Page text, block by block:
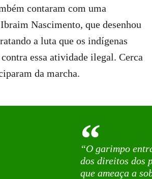
contaram com uma
Nascimento, que desenhou
a luta que os indígenas
essa atividade ilegal. Cerca
da marcha.
“O garimpo
dos direitos dos
que ameaça a